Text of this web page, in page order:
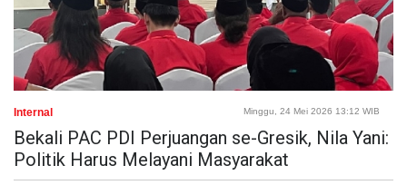
Internal Minggu, 24 Mei 2026 13:12 WIB
Bekali PAC PDI Perjuangan se-Gresik, Nila Yani:
Politik Harus Melayani Masyarakat